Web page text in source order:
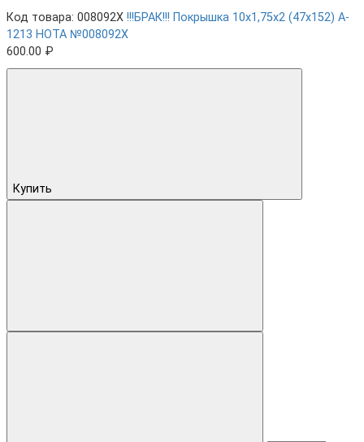
Код товара: 008092X !!!БРАК!!! Покрышка 10х1,75х2 (47x152) A-
1213 HOTA №008092X
600.00 ₽
Купить